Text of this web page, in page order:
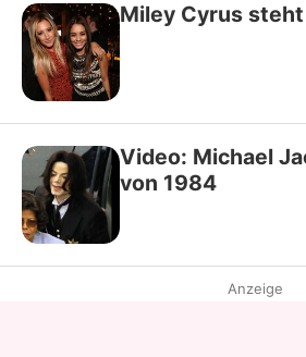
Miley Cyrus
Video: Michael
von 1984
Anzeige